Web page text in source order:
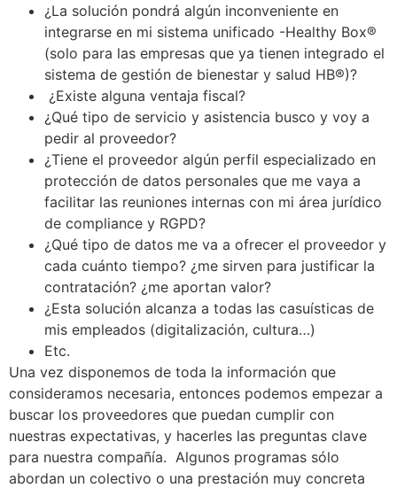
¿La solución pondrá algún inconveniente en
integrarse en mi sistema unificado -Healthy Box®
(solo para las empresas que ya tienen integrado el
sistema de gestión de bienestar y salud HB®)?
¿Existe alguna ventaja fiscal?
¿Qué tipo de servicio y asistencia busco y voy a
pedir al proveedor?
¿Tiene el proveedor algún perfil especializado en
protección de datos personales que me vaya a
facilitar las reuniones internas con mi área jurídico
de compliance y RGPD?
¿Qué tipo de datos me va a ofrecer el proveedor y
cada cuánto tiempo? ¿me sirven para justificar la
contratación? ¿me aportan valor?
¿Esta solución alcanza a todas las casuísticas de
mis empleados (digitalización, cultura…)
Etc.
Una vez disponemos de toda la información que
consideramos necesaria, entonces podemos empezar a
buscar los proveedores que puedan cumplir con
nuestras expectativas, y hacerles las preguntas clave
para nuestra compañía. Algunos programas sólo
abordan un colectivo o una prestación muy concreta